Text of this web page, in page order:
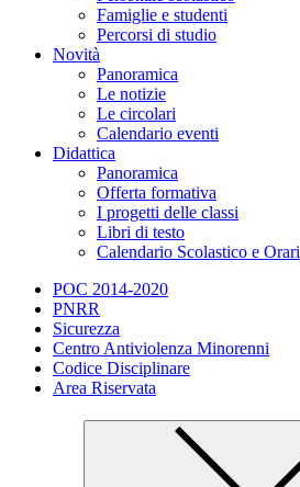
Famiglie e studenti
Percorsi di studio
Novità
Panoramica
Le notizie
Le circolari
Calendario eventi
Didattica
Panoramica
Offerta formativa
I progetti delle classi
Libri di testo
Calendario Scolastico e Orari
POC 2014-2020
PNRR
Sicurezza
Centro Antiviolenza Minorenni
Codice Disciplinare
Area Riservata